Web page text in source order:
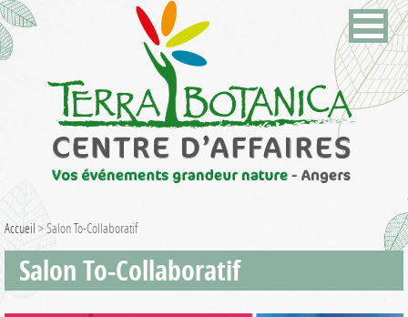
Accueil >Salon To-Collaboratif
Salon To-Collaboratif